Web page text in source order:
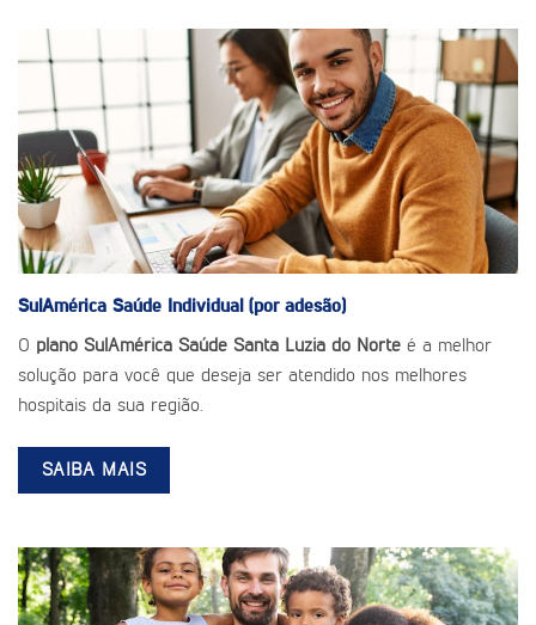
SulAmérica Saúde Individual (por adesão)
O plano SulAmérica Saúde Santa Luzia do Norte é a melhor
solução para você que deseja ser atendido nos melhores
hospitais da sua região.
SAIBA MAIS